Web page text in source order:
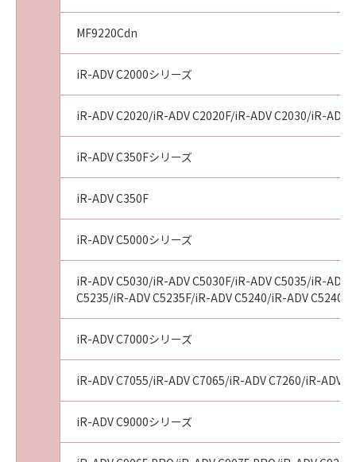
Inc./30-2, Shimomaruko 3-chome, Ohta-ku,
Tokyo 146-8501, Japan.
In the event that any section hereof is
declared or found to be illegal by any court or
tribunal of competent jurisdiction, such
section shall be null and void with respect to
the jurisdiction of that court or tribunal and
all the remaining provisions hereof shall
remain in full force and effect.
11. ACKNOWLEDGEMENT
BY CLICKING THE BUTTON INDICATING
INSTALLING THE SOFTWARE, YOU
ACKNOWLEDGE THAT YOU HAVE READ THIS
AGREEMENT, UNDERSTOOD IT, AND AGREE
TO BE BOUND BY ITS TERMS AND
CONDITIONS. YOU ALSO AGREE THAT THIS
EXCLUSIVE STATEMENT OF AGREEMENT
BETWEEN YOU AND CANON CONCERNING
THE SUBJECT MATTER HEREOF AND
SUPERSEDES ALL PROPOSALS OR PRIOR
MF9220Cdn
iR-ADV C2000シリーズ
iR-ADV C2020/iR-ADV C2020F/iR-ADV C2030/iR-
iR-ADV C350Fシリーズ
iR-ADV C350F
iR-ADV C5000シリーズ
iR-ADV C5030/iR-ADV C5030F/iR-ADV C5035/iR-
C5235/iR-ADV C5235F/iR-ADV C5240/iR-ADV
iR-ADV C7000シリーズ
iR-ADV C7055/iR-ADV C7065/iR-ADV C7260/iR-ADV
iR-ADV C9000シリーズ